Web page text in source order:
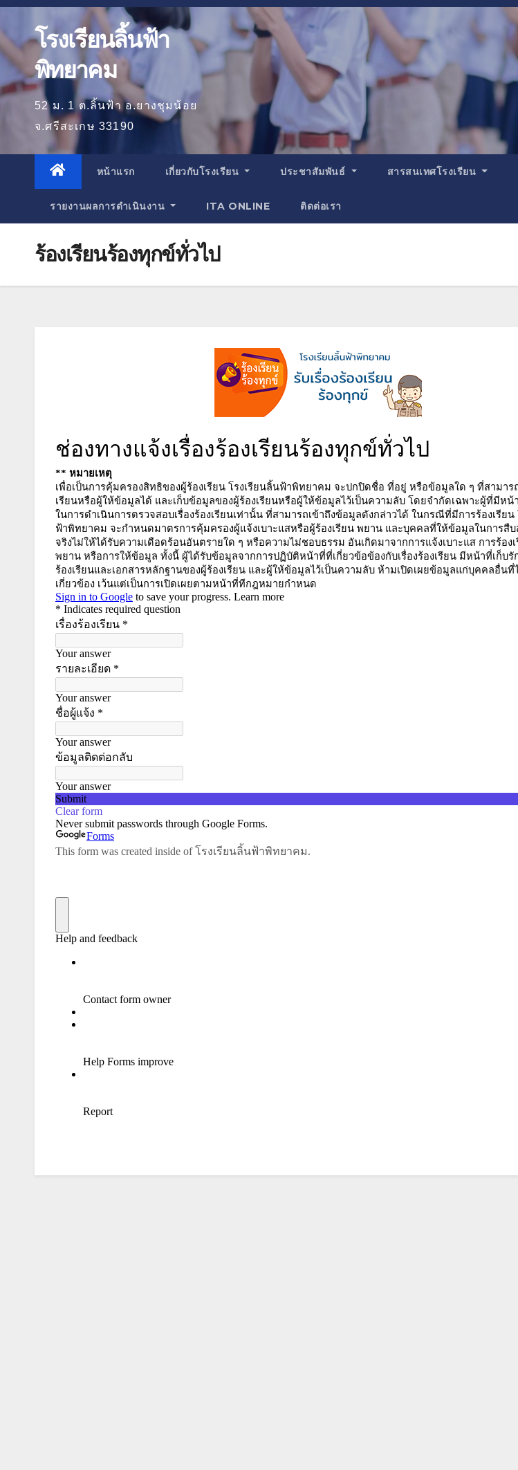
โรงเรียนลิ้นฟ้า
พิทยาคม
52 ม. 1 ต.ลิ้นฟ้า อ.ยางชุมน้อย
จ.ศรีสะเกษ 33190
หน้าแรก เกี่ยวกับโรงเรียน ประชาสัมพันธ์ สารสนเทศโรงเรียน
รายงานผลการดำเนินงาน ITA ONLINE ติดต่อเรา
ร้องเรียนร้องทุกข์ทั่วไป